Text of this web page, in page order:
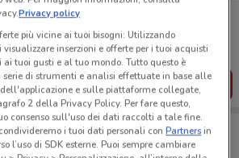
sempre con te!
le migliori offerte dei negozi vicino a te,
creare la tua lista del risparmio, comodamente
SCARICA L’APP
Rho
Privacy policy
più vicine ai tuoi bisogni: Utilizzando
inserzioni e offerte per i tuoi acquisti
tuoi gusti e al tuo mondo. Tutto questo è
serie di strumenti e analisi effettuate in base alle
e sulle piattaforme collegate,
2 della Privacy Policy. Per fare questo,
consenso sull'uso dei dati raccolti a tale fine.
i tuoi dati personali conPartnersin
l’uso di SDK esterne. Puoi sempre cambiare